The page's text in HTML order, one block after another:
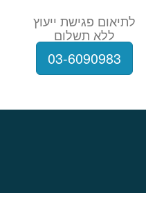
לתיאום פגישת ייעוץ
ללא תשלום
03-6090983